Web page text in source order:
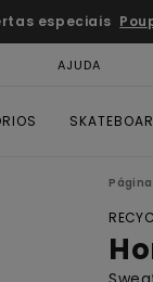
especiais
AJUDA